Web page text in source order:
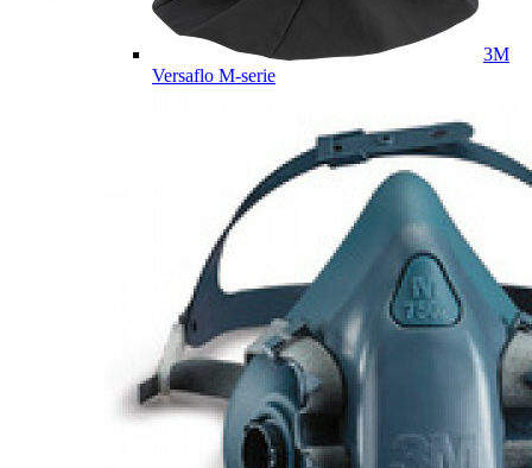
3M
Versaflo M-serie